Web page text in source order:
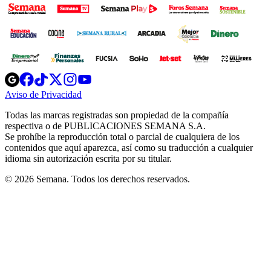
Opens
in
new
Opens
in
new
Opens
in
new
window
Opens
new
windowwindow
Aviso de Privacidad
new
window
Todas las marcas registradas son propiedad de la compañía
respectiva o de PUBLICACIONES SEMANA S.A.
Se prohíbe la reproducción total o parcial de cualquiera de los
contenidos que aquí aparezca, así como su traducción a cualquier
idioma sin autorización escrita por su titular.
© 2026 Semana. Todos los derechos reservados.